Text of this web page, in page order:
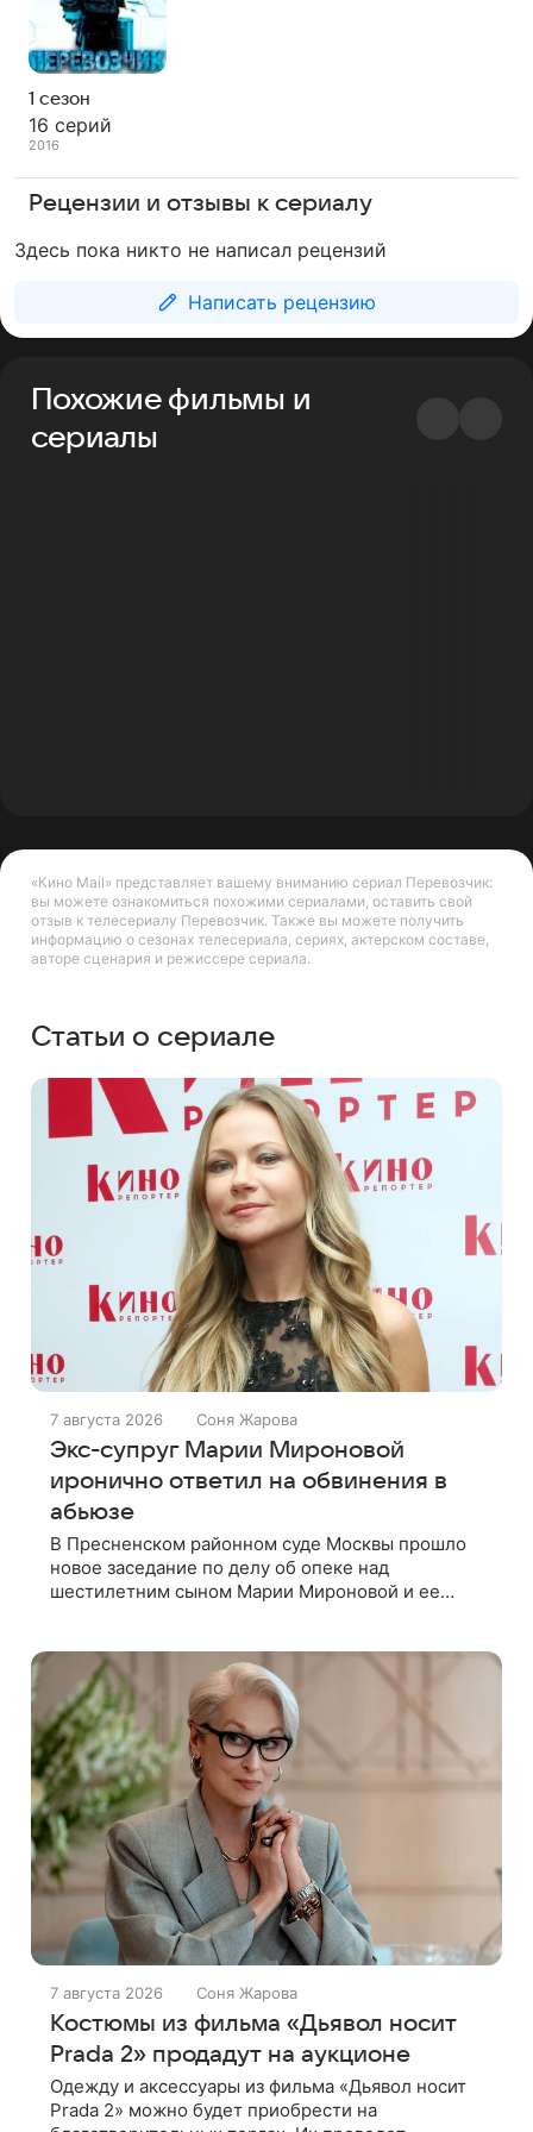
1 сезон
16 серий
2016
Рецензии и отзывы к сериалу
Здесь пока никто не написал рецензий
Написать рецензию
Похожие фильмы и
сериалы
«Кино Mail» представляет вашему вниманию сериал Перевозчик:
вы можете ознакомиться похожими сериалами, оставить свой
отзыв к телесериалу Перевозчик. Также вы можете получить
информацию о сезонах телесериала, сериях, актерском составе,
авторе сценария и режиссере сериала.
Статьи о сериале
7 августа 2026 Соня Жарова
Экс-супруг Марии Мироновой
иронично ответил на обвинения в
абьюзе
В Пресненском районном суде Москвы прошло
новое заседание по делу об опеке над
шестилетним сыном Марии Мироновой и ее
Адвокаты
7 августа 2026 Соня Жарова
Костюмы из фильма «Дьявол носит
Prada 2» продадут на аукционе
Одежду и аксессуары из фильма «Дьявол носит
Prada 2» можно будет приобрести на